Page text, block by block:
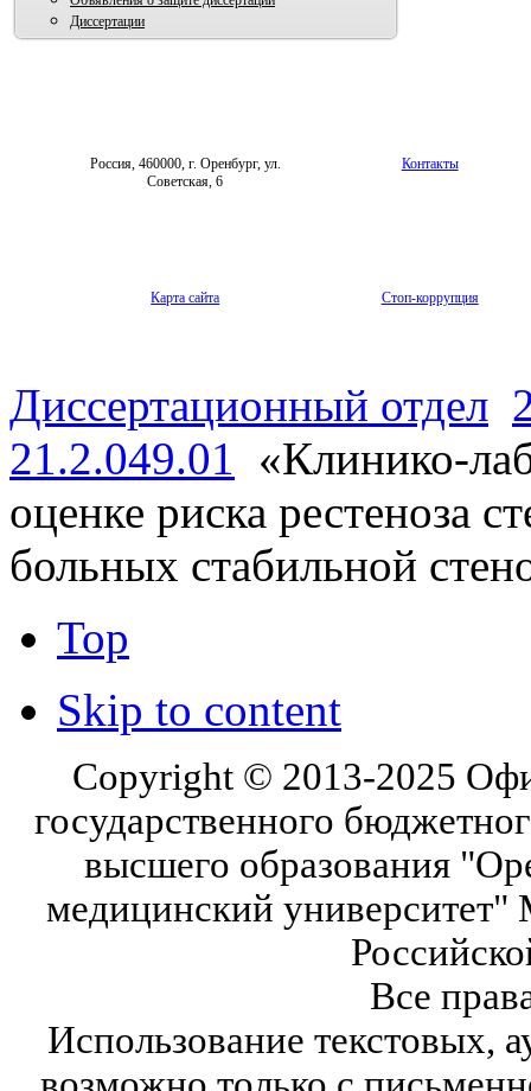
Диссертации
Россия, 460000, г. Оренбург, ул.
Советская, 6
Контакты
Карта сайта Стоп-коррупция
Диссертационный отдел
21.2.049.01
«Клинико-
оценке риска рестеноза
больных стабильной
Top
Skip to content
Copyright © 2013-2025
государственного
высшего образования
медицинский университет"
Все
Использование текстовых,